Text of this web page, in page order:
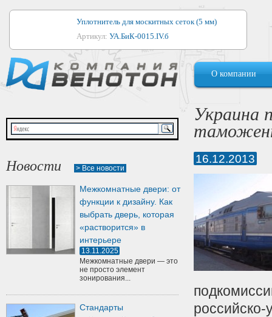
Уплотнитель для москитных сеток (5 мм)
Артикул: УА.БиК-0015.IV.б
Уплотнитель для алюминиевых окон
Артикул:1044
Уплотнитель для деревянных окон
Артикул:УМ.БиК-0062.IV.б
Уплотнитель лоджиевый для (4, 5, 6 мм)
Артикул:
О компании
Новости > Все новости
Межкомнатные двери: от
функции к дизайну. Как
выбрать дверь, которая
«растворится» в
интерьере
13.11.2025
Межкомнатные двери — это
не просто элемент
зонирования...
Стандарты
Украина
16.12.2013
российско-